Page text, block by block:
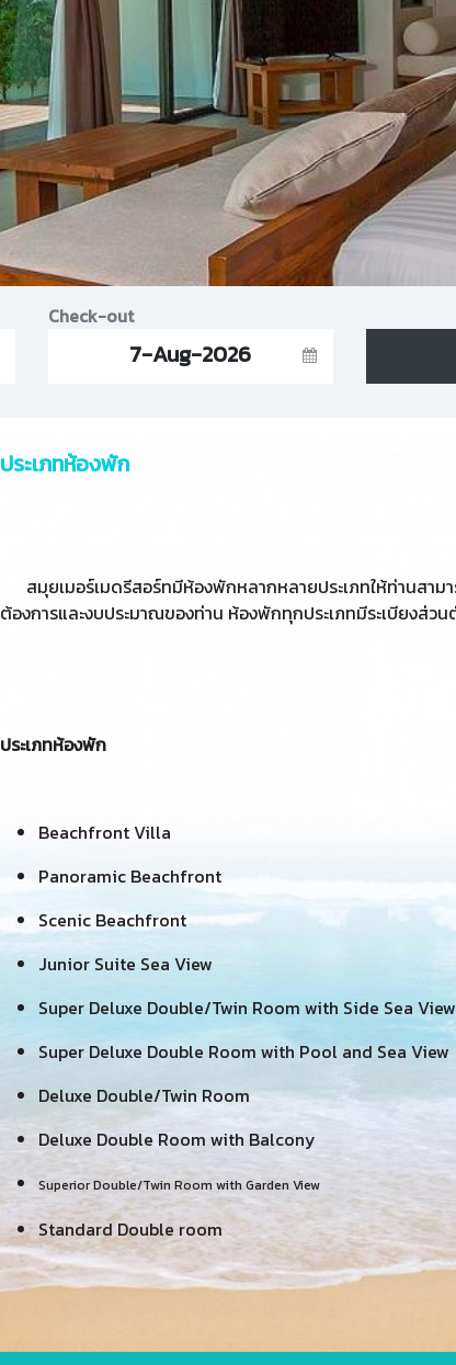
Check-out
7-Aug-2026
ประเภทห้องพัก
สมุยเมอร์เมดรีสอร์ทมีห้องพักหลากหลายประเภทให้ท่านสาม
ต้องการและงบประมาณของท่าน ห้องพักทุกประเภทมีระเบียงส่วน
ประเภทห้องพัก
Beachfront Villa
Panoramic Beachfront
Scenic Beachfront
Junior Suite Sea View
Super Deluxe Double/Twin Room with Side Sea View
Super Deluxe Double Room with Pool and Sea View
Deluxe Double/Twin Room
Deluxe Double Room with Balcony
Superior Double/Twin Room with Garden View
Standard Double room